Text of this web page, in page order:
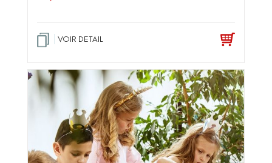
VOIR DETAIL